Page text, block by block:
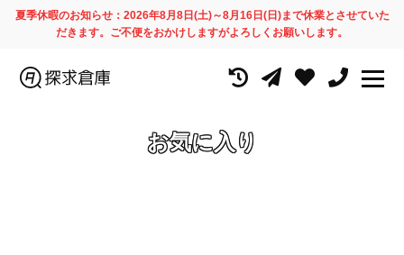
夏季休暇のお知らせ：2026年8月8日(土)～8月16日(日)まで休業とさせていた
だきます。ご不便をおかけしますがよろしくお願いします。
お気に入り